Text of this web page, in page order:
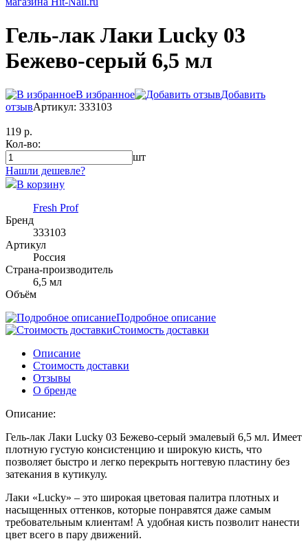
Гель-лак Лаки Lucky 03
Бежево-серый 6,5 мл
В избранное
Добавить
отзывАртикул: 333103
119 р.
Кол-во:
шт
Нашли дешевле?
В корзину
Fresh Prof
Бренд
333103
Артикул
Россия
Страна-производитель
6,5 мл
Объём
Подробное описание
Стоимость доставки
Описание
Стоимость доставки
Отзывы
О бренде
Описание:
Гель-лак Лаки Lucky 03 Бежево-серый эмалевый 6,5 мл. Имеет
плотную густую консистенцию и широкую кисть, что
позволяет быстро и легко перекрыть ногтевую пластину без
затекания в кутикулу.
Лаки «Lucky» – это широкая цветовая палитра плотных и
насыщенных оттенков, которые понравятся даже самым
требовательным клиентам! А удобная кисть позволит нанести
цвет всего в пару движений.